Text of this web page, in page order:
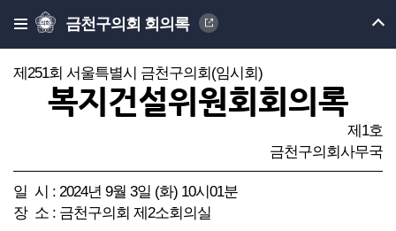
금천구의회 회의록
제251회 서울특별시 금천구의회(임시회)
복지건설위원회회의록
제1호
금천구의회사무국
일 시 : 2024년 9월 3일 (화) 10시01분
장 소 : 금천구의회 제2소회의실